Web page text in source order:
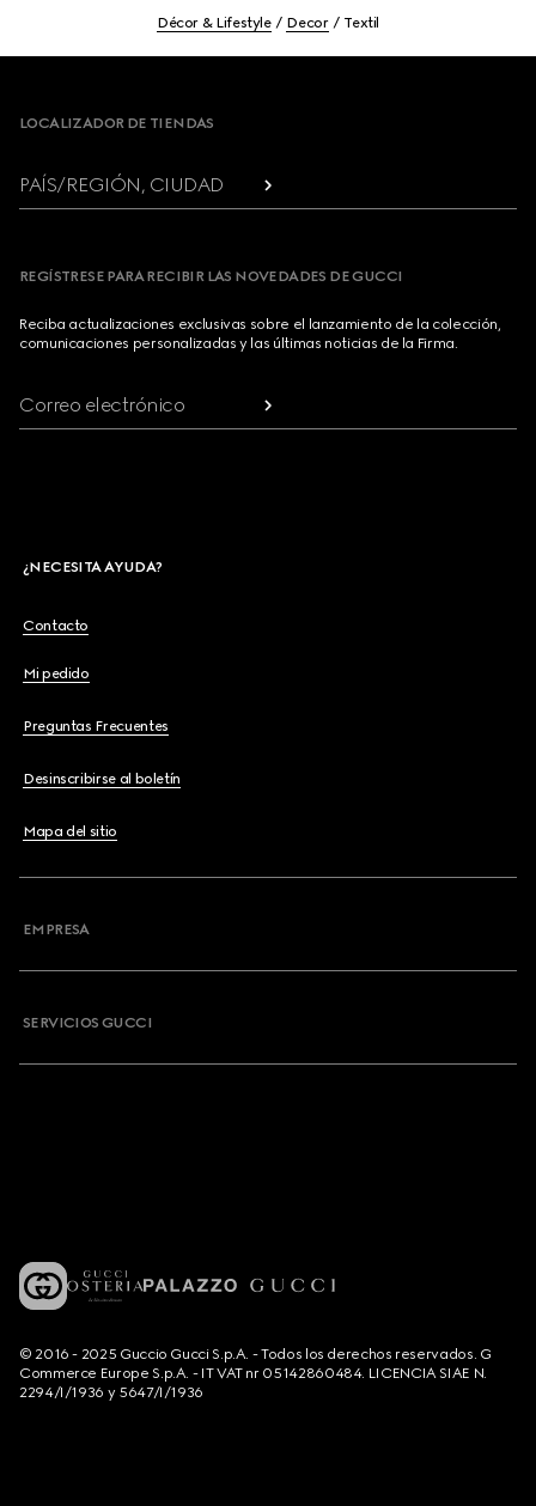
Décor & Lifestyle Decor Textil
LOCALIZADOR DE TIENDAS
PAÍS/REGIÓN, CIUDAD
REGÍSTRESE PARA RECIBIR LAS NOVEDADES DE GUCCI
Reciba actualizaciones exclusivas sobre el lanzamiento de la colección,
comunicaciones personalizadas y las últimas noticias de la Firma.
Correo electrónico
¿NECESITA AYUDA?
Contacto
Mi pedido
Preguntas Frecuentes
Desinscribirse al boletín
Mapa del sitio
EMPRESA
SERVICIOS GUCCI
© 2016 - 2025 Guccio Gucci S.p.A. - Todos los derechos reservados. G
Commerce Europe S.p.A. - IT VAT nr 05142860484. LICENCIA SIAE N.
2294/I/1936 y 5647/I/1936